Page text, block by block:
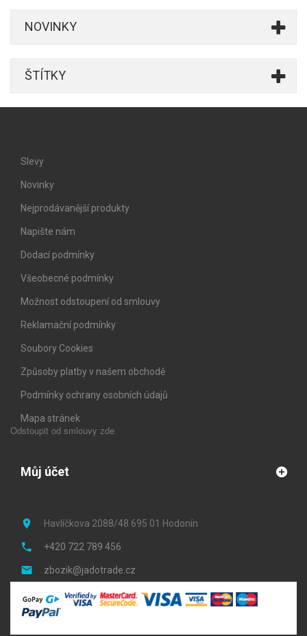
NOVINKY
ŠTÍTKY
Slevy
Novinky
Nejprodávanější produkty
Napište nám
Dodací podmínky
Všeobecné podmínky
Možnost odstoupení od smlouvy
Reklamační podmínky
Soubory Cookies
Způsoby platby v našem obchodě
Podmínky ochrany osobních údajů
Mapa stránek
Odstoupit od smlouvy zde
Můj účet
Havlíčkova 2088/48 695 01 Hodonín
+420 722 789 456
zbozik@jadotrade.cz